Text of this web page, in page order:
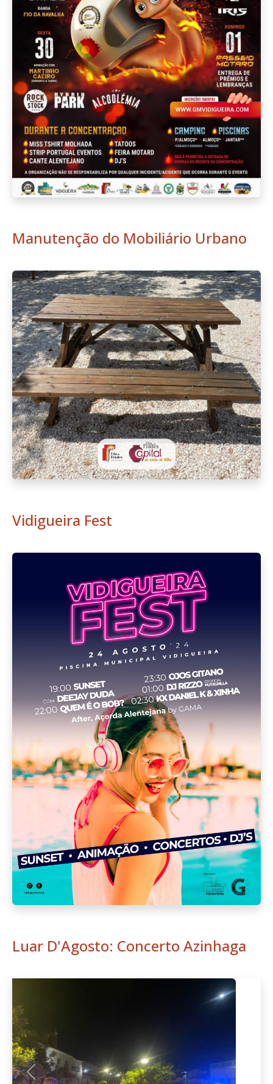
Manutenção do Mobiliário Urbano
Vidigueira Fest
Luar D'Agosto: Concerto Azinhaga
Anterior